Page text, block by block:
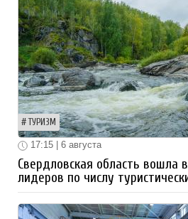
ТУРИЗМ
17:15 | 6 августа
Свердловская область вошла
лидеров по числу